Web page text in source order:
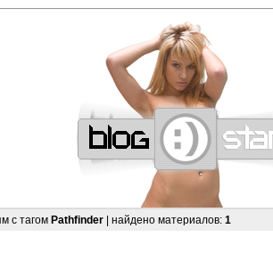
——————————————————
с тагом Pathfinder | найдено материалов: 1